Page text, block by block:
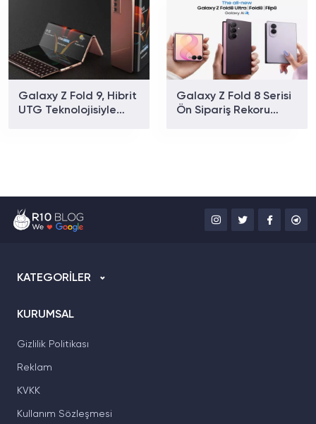
Galaxy Z Fold 9, Hibrit
UTG Teknolojisiyle
Galaxy Z Fold 8 Serisi
Ön Sipariş Rekoru
KATEGORİLER
KURUMSAL
Gizlilik Politikası
Reklam
KVKK
Kullanım Sözleşmesi